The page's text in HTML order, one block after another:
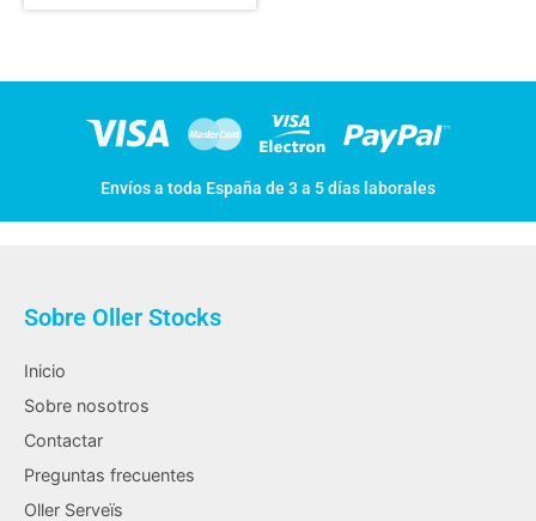
Envíos a toda España de 3 a 5 días laborales
Sobre Oller Stocks
Inicio
Sobre nosotros
Contactar
Preguntas frecuentes
Oller Serveïs